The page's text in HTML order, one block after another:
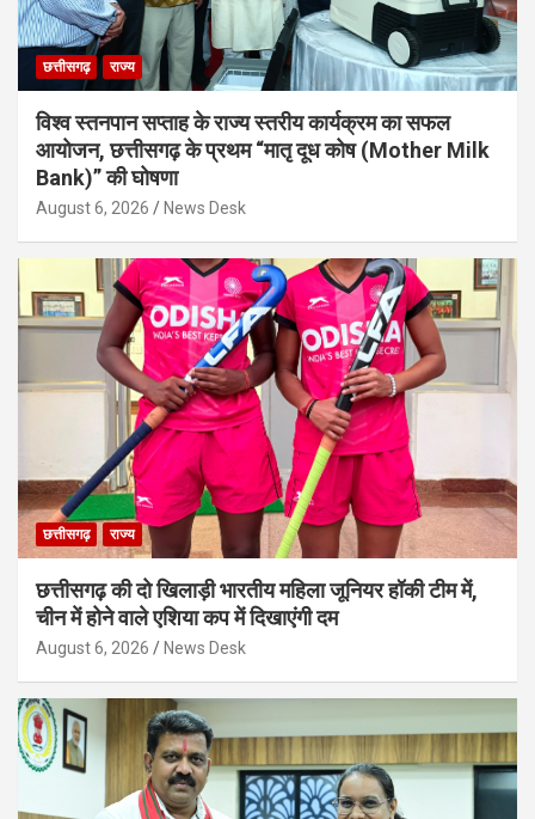
छत्तीसगढ़ राज्य
विश्व स्तनपान सप्ताह के राज्य स्तरीय कार्यक्रम का सफल
आयोजन, छत्तीसगढ़ के प्रथम “मातृ दूध कोष (Mother Milk
Bank)” की घोषणा
August 6, 2026 News Desk
छत्तीसगढ़ राज्य
छत्तीसगढ़ की दो खिलाड़ी भारतीय महिला जूनियर हॉकी टीम में,
चीन में होने वाले एशिया कप में दिखाएंगी दम
August 6, 2026 News Desk